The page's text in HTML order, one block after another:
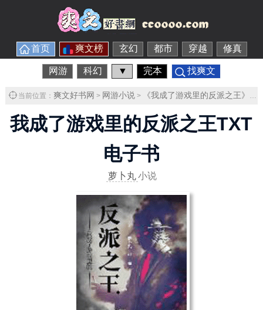
首页 爽文榜 玄幻 都市 穿越 修真
网游 科幻 ▼ 完本 找爽文
当前位置： 爽文好书网 > 网游小说> 《我成了游戏里的反派之王》 >
我成了游戏里的反派之王TXT
电子书
萝卜丸小说